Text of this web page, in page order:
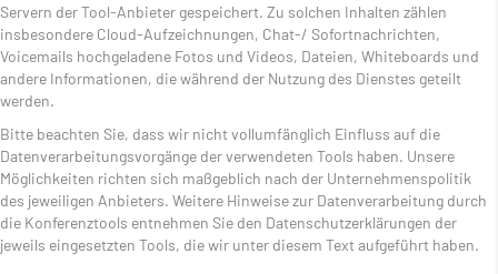
Servern der Tool-Anbieter gespeichert. Zu solchen Inhalten zählen
insbesondere Cloud-Aufzeichnungen, Chat-/ Sofortnachrichten,
Voicemails hochgeladene Fotos und Videos, Dateien, Whiteboards und
andere Informationen, die während der Nutzung des Dienstes geteilt
werden.
Bitte beachten Sie, dass wir nicht vollumfänglich Einfluss auf die
Datenverarbeitungsvorgänge der verwendeten Tools haben. Unsere
Möglichkeiten richten sich maßgeblich nach der Unternehmenspolitik
des jeweiligen Anbieters. Weitere Hinweise zur Datenverarbeitung durch
die Konferenztools entnehmen Sie den Datenschutzerklärungen der
jeweils eingesetzten Tools, die wir unter diesem Text aufgeführt haben.